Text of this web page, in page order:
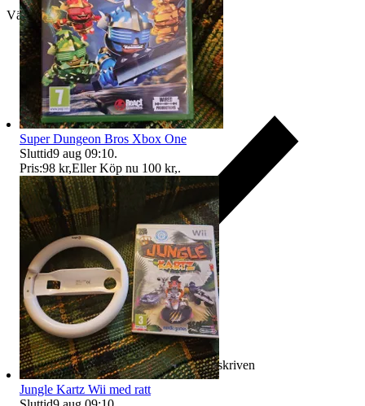
Välj till köparskydd
Ersättning om varan inte är som beskriven
Super Dungeon Bros Xbox One
Sluttid9 aug 09:10.
Pris:98 kr,Eller Köp nu 100 kr,.
Jungle Kartz Wii med ratt